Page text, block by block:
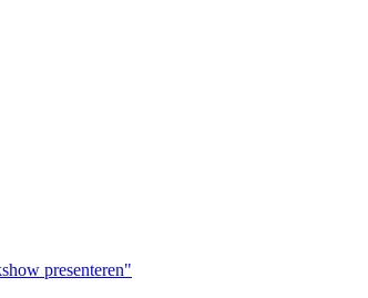
presenteren"